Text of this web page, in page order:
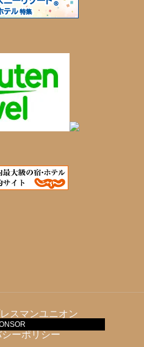
スマンユニオン
ーポリシー